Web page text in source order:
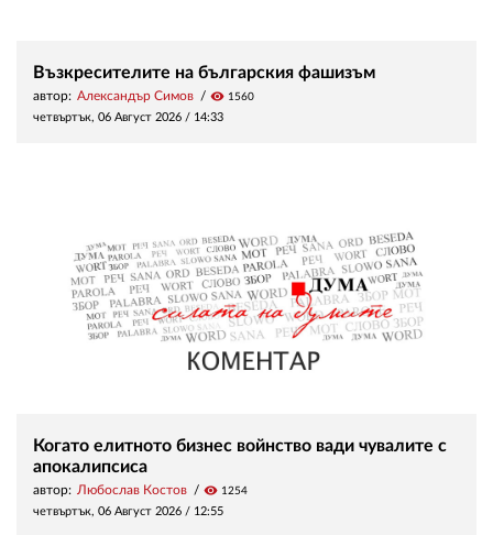
Възкресителите на българския фашизъм
автор: Александър Симов visibility 1560
четвъртък, 06 Август 2026 / 14:33
Когато елитното бизнес войнство вади чувалите с
апокалипсиса
автор: Любослав Костов visibility 1254
четвъртък, 06 Август 2026 / 12:55